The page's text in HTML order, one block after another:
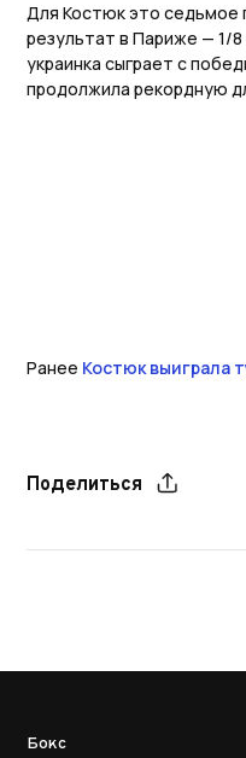
Для Костюк это седьмое
результат в Париже — 1/8
украинка сыграет с
продолжила рекордную
Ранее Костюк выиграла
Поделиться
Бокс